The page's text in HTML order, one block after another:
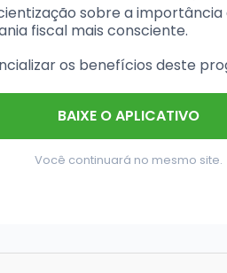
sobre a
fiscal mais consciente.
os benefícios deste
BAIXE O APLICATIVO
Você continuará no mesmo site.